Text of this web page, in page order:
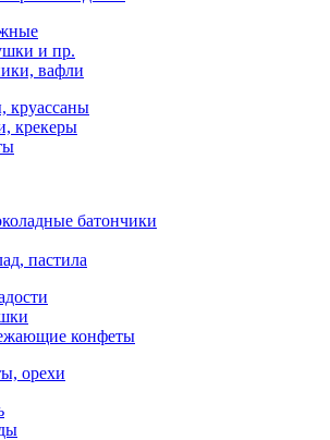
и пр.
вафли
круассаны
крекеры
батончики
пастила
конфеты
орехи